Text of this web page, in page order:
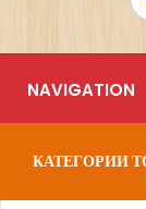
NAVIGATION
КАТЕГОРИИ